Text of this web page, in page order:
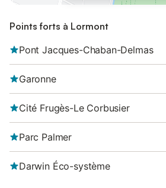
Points forts à Lormont
Pont Jacques-Chaban-Delmas
Garonne
Cité Frugès-Le Corbusier
Parc Palmer
Darwin Éco-système